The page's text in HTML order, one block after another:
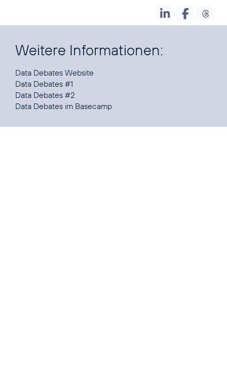
Weitere Informationen:
Data Debates Website
Data Debates #1
Data Debates #2
Data Debates im Basecamp